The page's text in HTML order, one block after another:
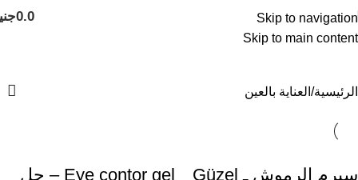
Skip to navigation
Skip to main content
0.0
العناية بالعين
الرئيسية العناية بالعين
سيرم الرموش ـ Güzel
Eye contor gel – جل